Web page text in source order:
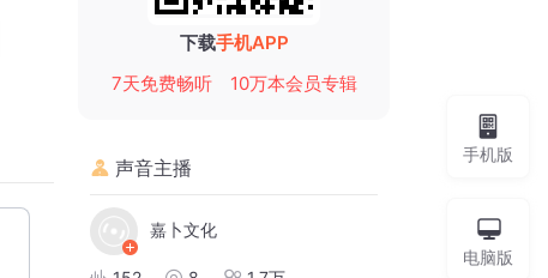
下载手机APP
7天免费畅听
10万本会员专辑
声音主播
嘉卜文化
手机版
电脑版